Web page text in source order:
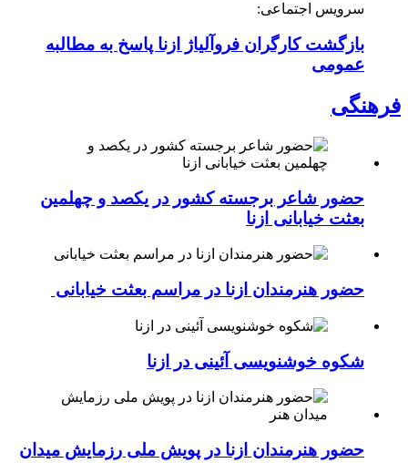
سرویس اجتماعی:
بازگشت کارگران فروآلیاژ ازنا پاسخ به مطالبه
عمومی
فرهنگی
حضور شاعر برجسته کشور در یکصد و چهلمین
بعثت خیابانی ازنا
حضور هنرمندان ازنا در مراسم بعثت خیابانی
شکوه خوشنویسی آئینی در ازنا
حضور هنرمندان ازنا در پویش ملی رزمایش میدان